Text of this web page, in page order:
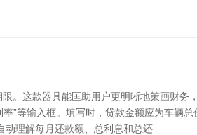
。这款器具能匡助用户更明晰地策画财
”等输入框。填写时，贷款金额应为车辆
动理解每月还款额、总利息和总还